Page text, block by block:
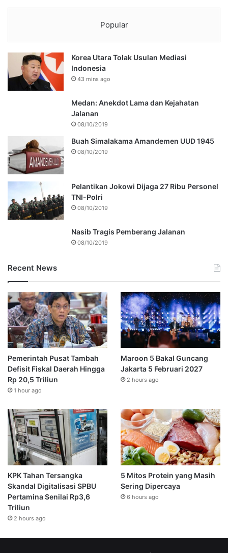
Popular
Korea Utara Tolak Usulan Mediasi
Indonesia
43 mins ago
Medan: Anekdot Lama dan Kejahatan
Jalanan
08/10/2019
Buah Simalakama Amandemen UUD 1945
08/10/2019
Pelantikan Jokowi Dijaga 27 Ribu Personel
TNI-Polri
08/10/2019
Nasib Tragis Pemberang Jalanan
08/10/2019
Recent News
Pemerintah Pusat Tambah
Defisit Fiskal Daerah Hingga
Rp 20,5 Triliun
1 hour ago
Maroon 5 Bakal Guncang
Jakarta 5 Februari 2027
2 hours ago
KPK Tahan Tersangka
Skandal Digitalisasi SPBU
Pertamina Senilai Rp3,6
Triliun
2 hours ago
5 Mitos Protein yang Masih
Sering Dipercaya
6 hours ago